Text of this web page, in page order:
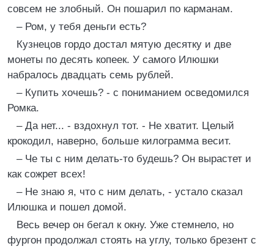
совсем не злобный. Он пошарил по карманам.
– Ром, у тебя деньги есть?
Кузнецов гордо достал мятую десятку и две
монеты по десять копеек. У самого Илюшки
набралось двадцать семь рублей.
– Купить хочешь? - с пониманием осведомился
Ромка.
– Да нет... - вздохнул тот. - Не хватит. Целый
крокодил, наверно, больше килограмма весит.
– Че ты с ним делать-то будешь? Он вырастет и
как сожрет всех!
– Не знаю я, что с ним делать, - устало сказал
Илюшка и пошел домой.
Весь вечер он бегал к окну. Уже стемнело, но
фургон продолжал стоять на углу, только брезент с